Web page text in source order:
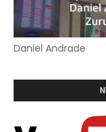
Daniel Andrade